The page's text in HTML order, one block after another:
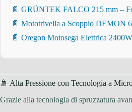
📄 GRÜNTEK FALCO 215 mm –
📄 Mototrivella a Scoppio DEMON
📄 Oregon Motosega Elettrica
🚿 Alta Pressione con Tecnologia a
Grazie alla tecnologia di spruzzatura